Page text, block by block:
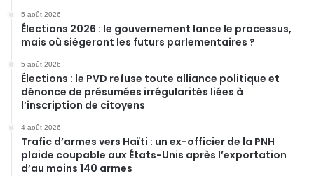
5 août 2026
Élections 2026 : le gouvernement lance le processus,
mais où siégeront les futurs parlementaires ?
5 août 2026
Élections : le PVD refuse toute alliance politique et
dénonce de présumées irrégularités liées à
l’inscription de citoyens
4 août 2026
Trafic d’armes vers Haïti : un ex-officier de la PNH
plaide coupable aux États-Unis après l’exportation
d’au moins 140 armes